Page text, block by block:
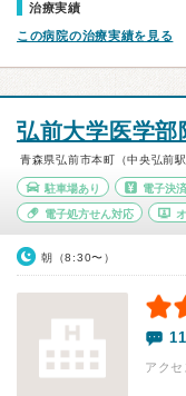
治療実績
この病院の治療実績を見る
弘前大学医学部
青森県弘前市本町（中央弘前駅
駐車場あり 電子決
電子処方せん対応
朝（8:30〜）
アク